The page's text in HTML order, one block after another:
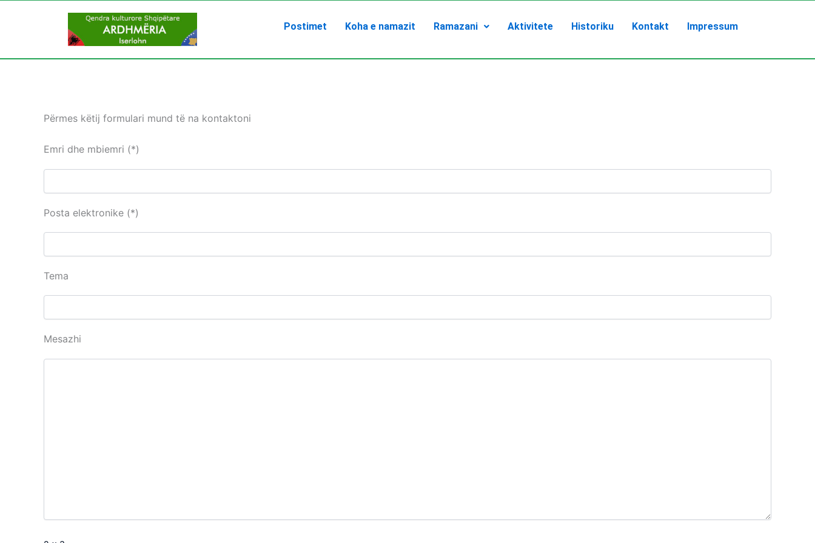
Postimet Koha e namazit Ramazani Aktivitete Historiku Kontakt Impressum
Përmes këtij formulari mund të na kontaktoni
Emri dhe mbiemri (*)
Posta elektronike (*)
Tema
Mesazhi